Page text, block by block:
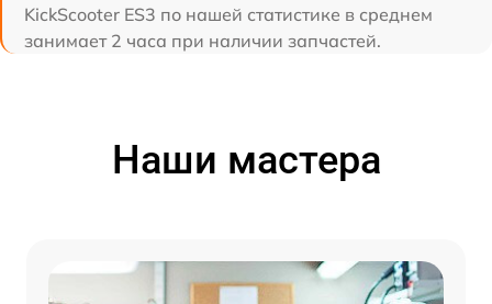
KickScooter ES3 по нашей статистике в среднем
занимает 2 часа при наличии запчастей.
Наши мастера